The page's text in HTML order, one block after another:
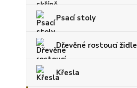
Psací stoly
Dřevěné rostoucí židle
Křesla